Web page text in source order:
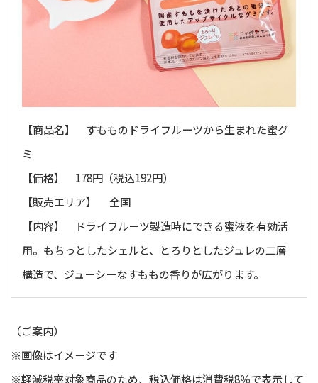
【商品名】 すもものドライフルーツから生まれた蜜グ
ミ
【価格】 178円（税込192円）
【販売エリア】 全国
【内容】 ドライフルーツ製造時にできる蜜液を有効活
用。もちっとしたシェルと、とろりとしたジュレの二層
構造で、ジューシーなすももの香りが広がります。
（ご案内）
※画像はイメージです
※軽減税率対象商品のため、税込価格は消費税8％で表示して